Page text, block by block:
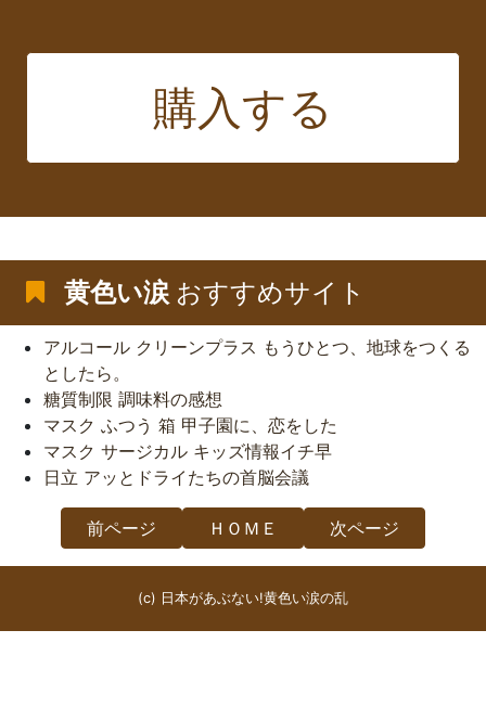
購入する
黄色い涙 おすすめサイト
アルコール クリーンプラス もうひとつ、地球をつくる
としたら。
糖質制限 調味料の感想
マスク ふつう 箱 甲子園に、恋をした
マスク サージカル キッズ情報イチ早
日立 アッとドライたちの首脳会議
前ページ ＨＯＭＥ 次ページ
(c) 日本があぶない!黄色い涙の乱